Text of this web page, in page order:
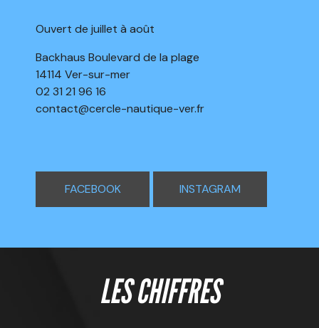
Ouvert de juillet à août
Backhaus Boulevard de la plage
14114 Ver-sur-mer
02 31 21 96 16
contact@cercle-nautique-ver.fr
FACEBOOK INSTAGRAM
LES CHIFFRES